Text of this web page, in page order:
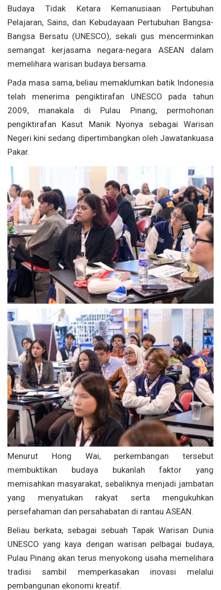
Budaya Tidak Ketara Kemanusiaan Pertubuhan
Pelajaran, Sains, dan Kebudayaan Pertubuhan Bangsa-
Bangsa Bersatu (UNESCO), sekali gus mencerminkan
semangat kerjasama negara-negara ASEAN dalam
memelihara warisan budaya bersama.
Pada masa sama, beliau memaklumkan batik Indonesia
telah menerima pengiktirafan UNESCO pada tahun
2009, manakala di Pulau Pinang, permohonan
pengiktirafan Kasut Manik Nyonya sebagai Warisan
Negeri kini sedang dipertimbangkan oleh Jawatankuasa
Pakar.
Menurut Hong Wai, perkembangan tersebut
membuktikan budaya bukanlah faktor yang
memisahkan masyarakat, sebaliknya menjadi jambatan
yang menyatukan rakyat serta mengukuhkan
persefahaman dan persahabatan di rantau ASEAN.
Beliau berkata, sebagai sebuah Tapak Warisan Dunia
UNESCO yang kaya dengan warisan pelbagai budaya,
Pulau Pinang akan terus menyokong usaha memelihara
tradisi sambil memperkasakan inovasi melalui
pembangunan ekonomi kreatif.